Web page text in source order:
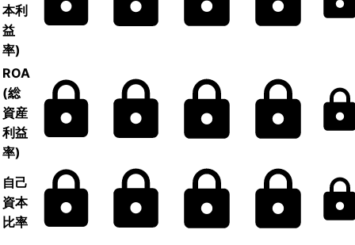
本利
益
率)
ROA
(総
資産
利益
率)
自己
資本
比率